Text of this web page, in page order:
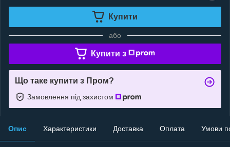
Купити
або
Купити з
Що таке купити з Пром?
Замовлення під захистом
Опис Характеристики Доставка Оплата Умови